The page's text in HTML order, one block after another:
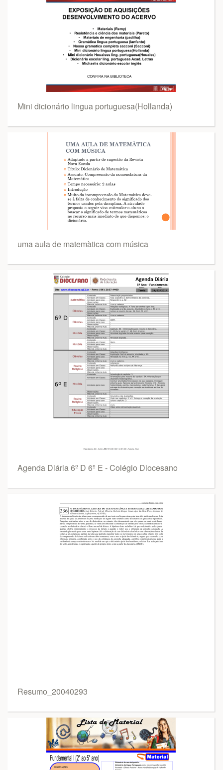
Mini dicionário lingua portuguesa(Hollanda)
uma aula de matemàtica com música
Agenda Diária 6º D 6º E - Colégio Diocesano
Resumo_20040293